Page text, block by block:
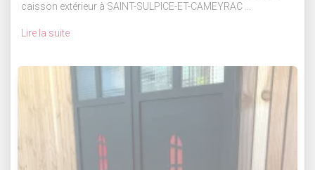
caisson extérieur à SAINT-SULPICE-ET-CAMEYRAC ...
Lire la suite